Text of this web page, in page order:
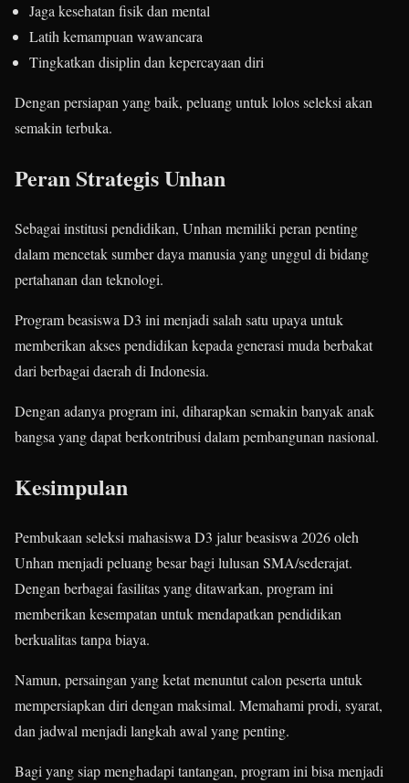
Jaga kesehatan fisik dan mental
Latih kemampuan wawancara
Tingkatkan disiplin dan kepercayaan diri
Dengan persiapan yang baik, peluang untuk lolos seleksi akan
semakin terbuka.
Peran Strategis Unhan
Sebagai institusi pendidikan, Unhan memiliki peran penting
dalam mencetak sumber daya manusia yang unggul di bidang
pertahanan dan teknologi.
Program beasiswa D3 ini menjadi salah satu upaya untuk
memberikan akses pendidikan kepada generasi muda berbakat
dari berbagai daerah di Indonesia.
Dengan adanya program ini, diharapkan semakin banyak anak
bangsa yang dapat berkontribusi dalam pembangunan nasional.
Kesimpulan
Pembukaan seleksi mahasiswa D3 jalur beasiswa 2026 oleh
Unhan menjadi peluang besar bagi lulusan SMA/sederajat.
Dengan berbagai fasilitas yang ditawarkan, program ini
memberikan kesempatan untuk mendapatkan pendidikan
berkualitas tanpa biaya.
Namun, persaingan yang ketat menuntut calon peserta untuk
mempersiapkan diri dengan maksimal. Memahami prodi, syarat,
dan jadwal menjadi langkah awal yang penting.
Bagi yang siap menghadapi tantangan, program ini bisa menjadi